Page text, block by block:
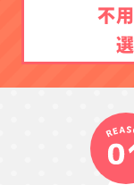
不